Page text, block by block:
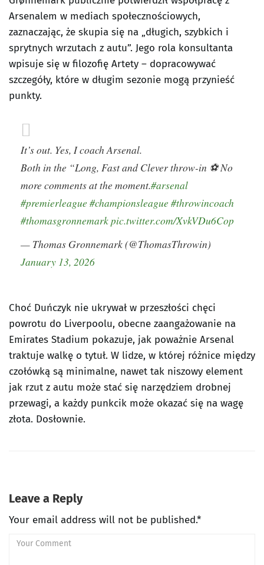
Arsenalem w mediach społecznościowych,
zaznaczając, że skupia się na „długich, szybkich i
sprytnych wrzutach z autu”. Jego rola konsultanta
wpisuje się w filozofię Artety – dopracowywać
szczegóły, które w długim sezonie mogą przynieść
punkty.
It’s out. Yes, I coach Arsenal.
Both in the “Long, Fast and Clever throw-in ⚽️ No
more comments at the moment.#arsenal
#premierleague #championsleague #throwincoach
#thomasgronnemarkpic.twitter.com/XvkVDu6Cop
— Thomas Gronnemark (@ThomasThrowin)
January 13, 2026
Choć Duńczyk nie ukrywał w przeszłości chęci
powrotu do Liverpoolu, obecne zaangażowanie na
Emirates Stadium pokazuje, jak poważnie Arsenal
traktuje walkę o tytuł. W lidze, w której różnice między
czołówką są minimalne, nawet tak niszowy element
jak rzut z autu może stać się narzędziem drobnej
przewagi, a każdy punkcik może okazać się na wagę
złota. Dosłownie.
Leave a Reply
Your email address will not be published.*